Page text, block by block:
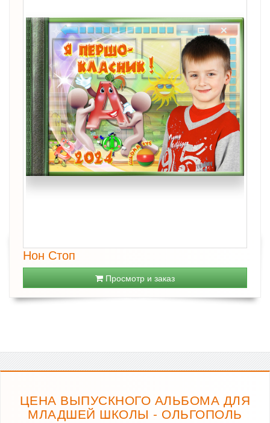
Нон Стоп
Просмотр и заказ
ЦЕНА ВЫПУСКНОГО АЛЬБОМА ДЛЯ
МЛАДШЕЙ ШКОЛЫ - ОЛЬГОПОЛЬ